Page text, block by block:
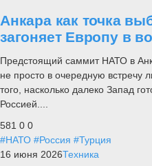
Анкара как точка
загоняет Европу в
Предстоящий саммит НАТО в
не просто в очередную встречу
того, насколько далеко Запад
Россией....
581 0 0
#НАТО #Россия #Турция
16 июня 2026Техника